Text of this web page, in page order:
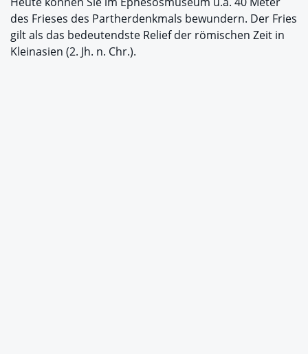
des Frieses des Partherdenkmals bewundern. Der Fries
gilt als das bedeutendste Relief der römischen Zeit in
Kleinasien (2. Jh. n. Chr.).